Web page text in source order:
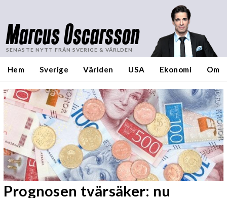
Marcus Oscarsson
SENASTE NYTT FRÅN SVERIGE & VÄRLDEN
Hem Sverige Världen USA Ekonomi Om
Prognosen tvärsäker: nu